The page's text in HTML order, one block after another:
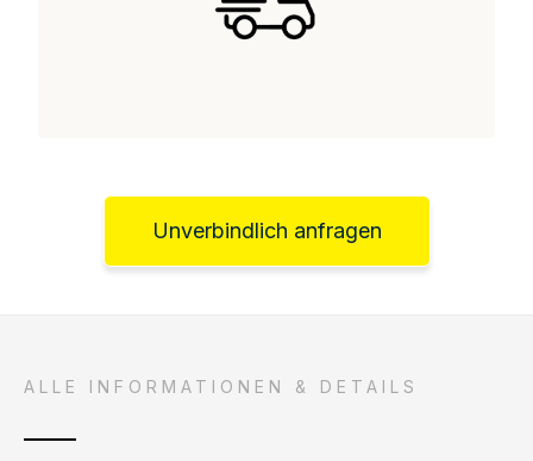
Unverbindlich anfragen
ALLE INFORMATIONEN & DETAILS